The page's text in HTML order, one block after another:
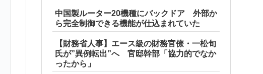
中国製ルーター20機種にバックドア 外部か
ら完全制御できる機能が仕込まれていた
【財務省人事】エース級の財務官僚・一松旬
氏が”異例転出”へ 官邸幹部「協力的でなか
ったから」